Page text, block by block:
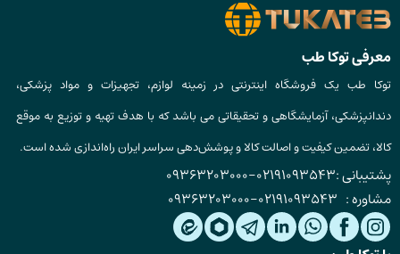
معرفی توکا طب
توکا طب یک فروشگاه اینترنتی در زمینه لوازم، تجهیزات و مواد پزشکی،
دندانپزشکی، آزمایشگاهی و تحقیقاتی می باشد که با هدف تهیه و توزیع به موقع
کالا، تضمین کیفیت و اصالت کالا و پوشش‌دهی سراسر ایران راه‌اندازی شده است.
پشتیبانی :02191093543
-
09363203000
مشاوره : 02191093543
-
09363203000